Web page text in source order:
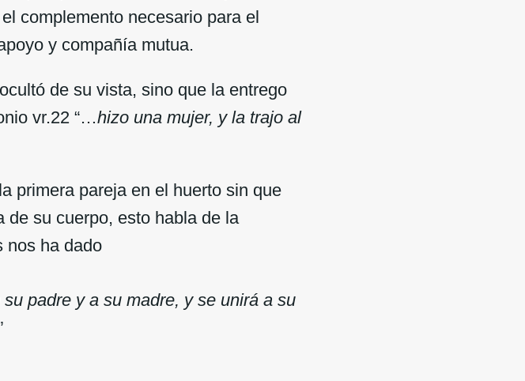
complemento necesario para el
y compañía mutua.
de su vista, sino que la entrego
vr.22 “…hizo una mujer, y la trajo al
primera pareja en el huerto sin que
de su cuerpo, esto habla de la
nos ha dado
padre y a su madre, y se unirá a su